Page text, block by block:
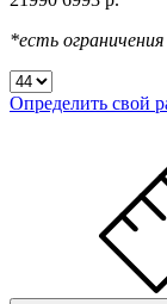
*есть
Определить свой